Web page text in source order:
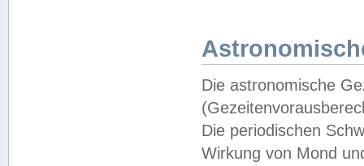
Die astronomische
Die periodischen
Wirkung von Mond